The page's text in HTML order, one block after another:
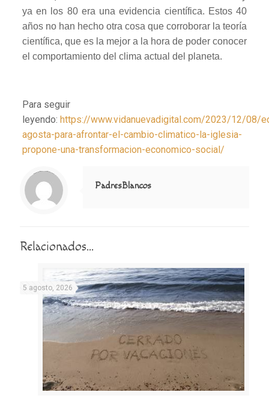
ya en los 80 era una evidencia científica. Estos 40
años no han hecho otra cosa que corroborar la teoría
científica, que es la mejor a la hora de poder conocer
el comportamiento del clima actual del planeta.
Para seguir
leyendo: https://www.vidanuevadigital.com/2023/12/08/
agosta-para-afrontar-el-cambio-climatico-la-iglesia-
propone-una-transformacion-economico-social/
Notice
: Trying to access array offset on value of type null in
/home/misioner/public_html/padresblancos/themes/betheme/includes/content-single.php
on line
286
PadresBlancos
Relacionados...
5 agosto, 2026